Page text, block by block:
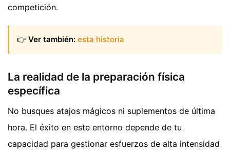
competición.
👉 Ver también: esta historia
La realidad de la preparación física
específica
No busques atajos mágicos ni suplementos de última
hora. El éxito en este entorno depende de tu
capacidad para gestionar esfuerzos de alta intensidad